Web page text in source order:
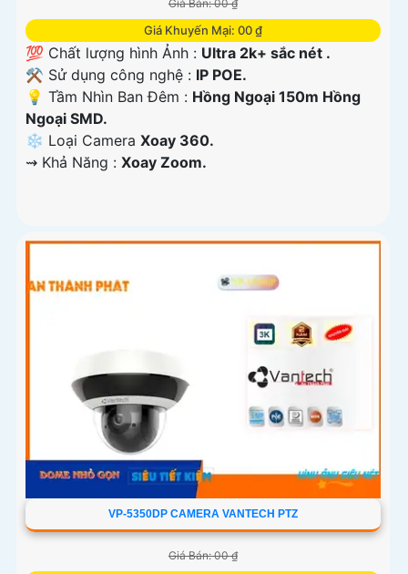
Giá Bán: 00 ₫
Giá Khuyến Mại: 00 ₫
💯 Chất lượng hình Ảnh : Ultra 2k+ sắc nét .
⚒ Sử dụng công nghệ : IP POE.
💡 Tầm Nhìn Ban Đêm : Hồng Ngoại 150m Hồng
Ngoại SMD.
❄ Loại Camera Xoay 360.
️⇝ Khả Năng : Xoay Zoom.
VP-5350DP CAMERA VANTECH PTZ
Giá Bán: 00 ₫